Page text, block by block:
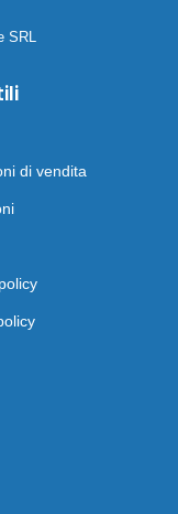
SRL
di vendita